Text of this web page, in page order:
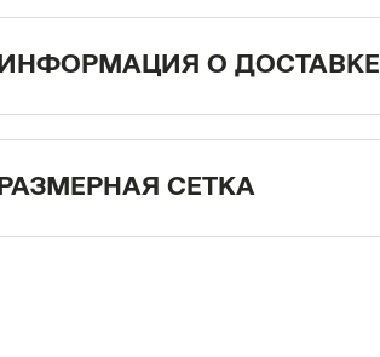
ИНФОРМАЦИЯ О ДОСТАВКЕ
РАЗМЕРНАЯ СЕТКА